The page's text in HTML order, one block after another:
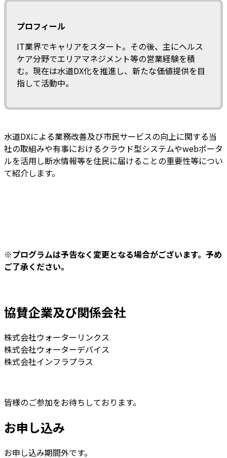
プロフィール
IT業界でキャリアをスタート。その後、主にヘルス
ケア分野でエリアマネジメント等の営業経験を積
む。現在は水道DX化を推進し、新たな価値提供を目
指して活動中。
水道DXによる業務改善及び市民サービスの向上に関する当
社の取組みや有事におけるクラウド型システムやwebポータ
ルを活用し断水情報等を住民に届けることの重要性等につい
て紹介します。
※プログラムは予告なく変更となる場合がございます。予め
ご了承ください。
協賛企業及び関係会社
株式会社ウォーターリンクス
株式会社ウォーターデバイス
株式会社インフラプラス
皆様のご参加をお待ちしております。
お申し込み
お申し込み期間外です。